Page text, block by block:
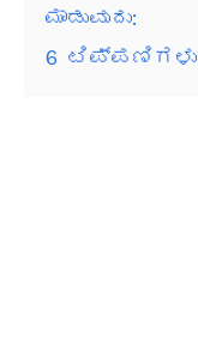
ಮಾಡುವುದು:
6